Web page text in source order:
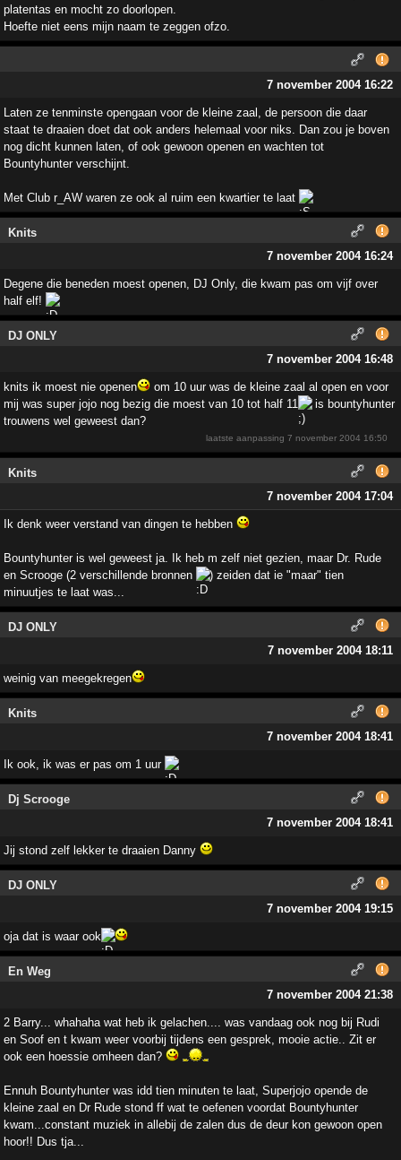
platentas en mocht zo doorlopen.
Hoefte niet eens mijn naam te zeggen ofzo.
7 november 2004 16:22
Laten ze tenminste opengaan voor de kleine zaal, de persoon die daar
staat te draaien doet dat ook anders helemaal voor niks. Dan zou je boven
nog dicht kunnen laten, of ook gewoon openen en wachten tot
Bountyhunter verschijnt.
Met Club r_AW waren ze ook al ruim een kwartier te laat
Knits
7 november 2004 16:24
Degene die beneden moest openen, DJ Only, die kwam pas om vijf over
half elf!
DJ ONLY
7 november 2004 16:48
knits ik moest nie openen
om 10 uur was de kleine zaal al open en voor
mij was super jojo nog bezig die moest van 10 tot half 11
is bountyhunter
trouwens wel geweest dan?
laatste aanpassing7 november 2004 16:50
Knits
7 november 2004 17:04
Ik denk weer verstand van dingen te hebben
Bountyhunter is wel geweest ja. Ik heb m zelf niet gezien, maar Dr. Rude
en Scrooge (2 verschillende bronnen
) zeiden dat ie "maar" tien
minuutjes te laat was...
DJ ONLY
7 november 2004 18:11
weinig van meegekregen
Knits
7 november 2004 18:41
Ik ook, ik was er pas om 1 uur
Dj Scrooge
7 november 2004 18:41
Jij stond zelf lekker te draaien Danny
DJ ONLY
7 november 2004 19:15
oja dat is waar ook
En Weg
7 november 2004 21:38
2 Barry... whahaha wat heb ik gelachen.... was vandaag ook nog bij Rudi
en Soof en t kwam weer voorbij tijdens een gesprek, mooie actie.. Zit er
ook een hoessie omheen dan?
Ennuh Bountyhunter was idd tien minuten te laat, Superjojo opende de
kleine zaal en Dr Rude stond ff wat te oefenen voordat Bountyhunter
kwam...constant muziek in allebij de zalen dus de deur kon gewoon open
hoor!! Dus tja...